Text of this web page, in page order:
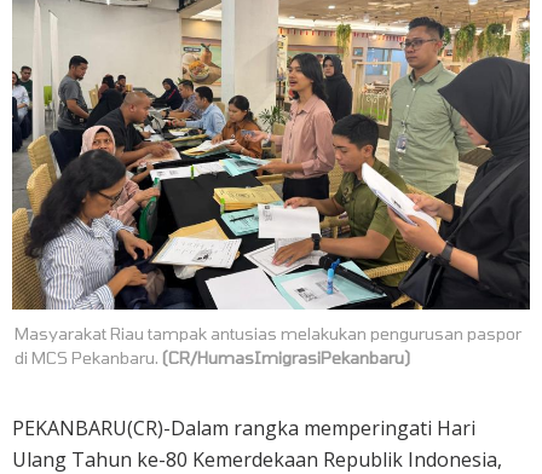
Masyarakat Riau tampak antusias melakukan pengurusan paspor
di MCS Pekanbaru. (CR/HumasImigrasiPekanbaru)
PEKANBARU(CR)-Dalam rangka memperingati Hari
Ulang Tahun ke-80 Kemerdekaan Republik Indonesia,